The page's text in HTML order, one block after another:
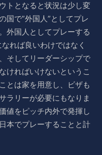
トとなると状況は少し変
国で”外国人”としてプレ
外国人としてプレーする
れば良いわけではなく
そしてリーダーシップで
ければいけないというこ
とは家を用意し、ビザも
ラリーが必要にもなりま
値をピッチ内外で発揮し
本でプレーすることと計